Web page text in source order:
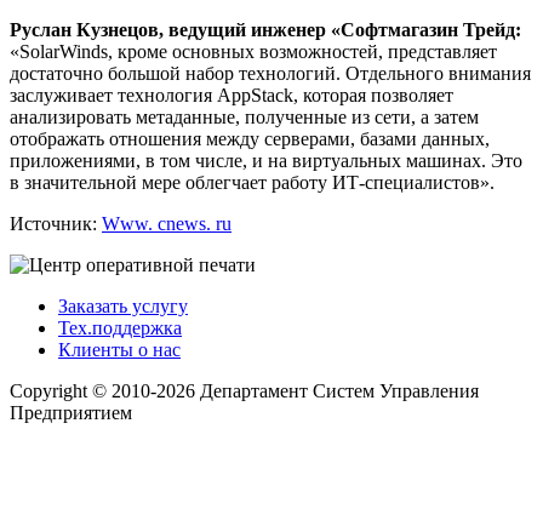
Руслан Кузнецов, ведущий инженер «Софтмагазин Трейд:
«SolarWinds, кроме основных возможностей, представляет
достаточно большой набор технологий. Отдельного внимания
заслуживает технология AppStack, которая позволяет
анализировать метаданные, полученные из сети, а затем
отображать отношения между серверами, базами данных,
приложениями, в том числе, и на виртуальных машинах. Это
в значительной мере облегчает работу ИТ-специалистов».
Источник: Www. cnews. ru
Заказать услугу
Тех.поддержка
Клиенты о нас
Copyright © 2010-2026 Департамент Систем Управления
Предприятием